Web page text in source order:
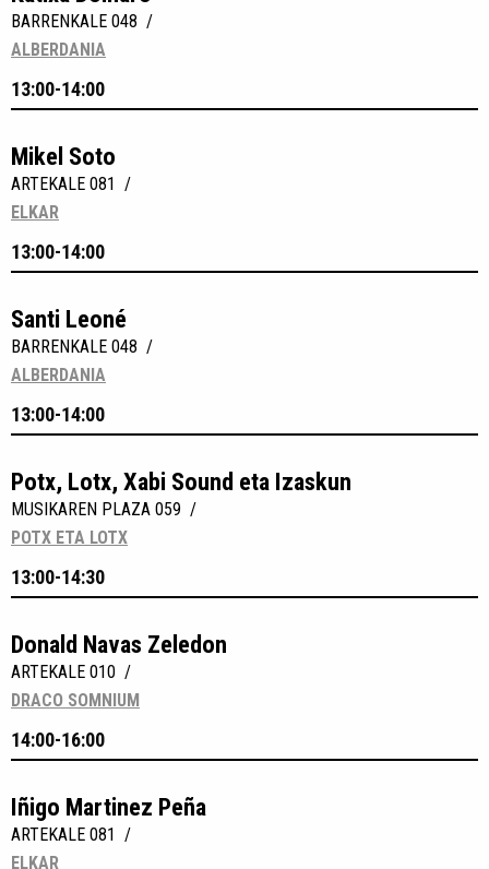
BARRENKALE 048 /
ALBERDANIA
13:00-14:00
Mikel Soto
ARTEKALE 081 /
ELKAR
13:00-14:00
Santi Leoné
BARRENKALE 048 /
ALBERDANIA
13:00-14:00
Potx, Lotx, Xabi Sound eta Izaskun
MUSIKAREN PLAZA 059 /
POTX ETA LOTX
13:00-14:30
Donald Navas Zeledon
ARTEKALE 010 /
DRACO SOMNIUM
14:00-16:00
Iñigo Martinez Peña
ARTEKALE 081 /
ELKAR